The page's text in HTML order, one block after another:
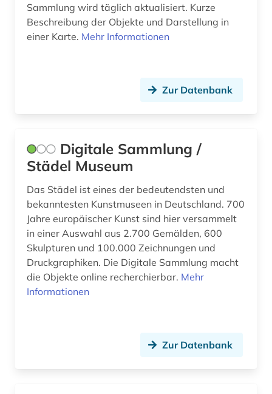
bildatlas (1)
bildband (2)
bilddatenbank (47)
bilder (5)
bildliche darstellung (4)
bildmaterial (1)
bildnis (8)
bildnisgrafik (1)
Sammlung wird täglich aktualisiert. Kurze
Beschreibung der Objekte und Darstellung in
einer Karte. Mehr Informationen
Zur Datenbank
Digitale Sammlung /
Städel Museum
Das Städel ist eines der bedeutendsten und
bekanntesten Kunstmuseen in Deutschland. 700
Jahre europäischer Kunst sind hier versammelt
in einer Auswahl aus 2.700 Gemälden, 600
Skulpturen und 100.000 Zeichnungen und
Druckgraphiken. Die Digitale Sammlung macht
die Objekte online recherchierbar. Mehr
Informationen
Zur Datenbank